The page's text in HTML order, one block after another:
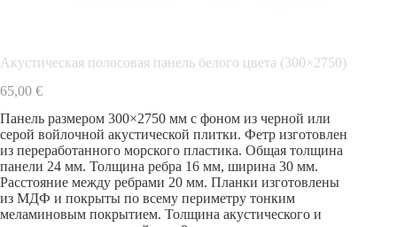
Акустическая полосовая панель белого цвета (300×2750)
65,00 €
Панель размером 300×2750 мм с фоном из черной или
серой войлочной акустической плитки. Фетр изготовлен
из переработанного морского пластика. Общая толщина
панели 24 мм. Толщина ребра 16 мм, ширина 30 мм.
Расстояние между ребрами 20 мм. Планки изготовлены
из МДФ и покрыты по всему периметру тонким
меламиновым покрытием. Толщина акустического и